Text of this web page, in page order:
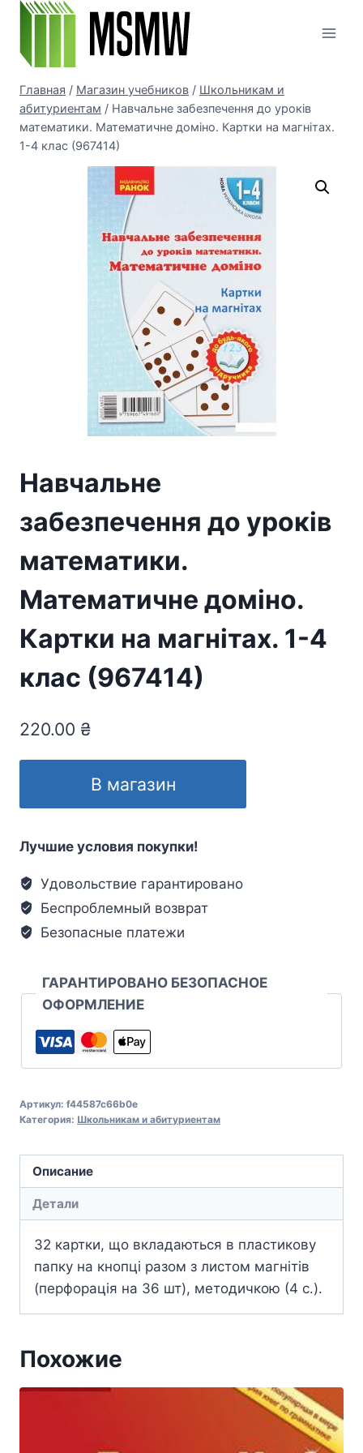
Перейти
содержимому
Главная / Магазин учебников / Школьникам и
абитуриентам / Навчальне забезпечення до уроків
математики. Математичне доміно. Картки на магнітах.
1-4 клас (967414)
Навчальне
забезпечення до уроків
математики.
Математичне доміно.
Картки на магнітах. 1-4
клас (967414)
220.00 ₴
В магазин
Лучшие условия покупки!
Удовольствие гарантировано
Беспроблемный возврат
Безопасные платежи
ГАРАНТИРОВАНО БЕЗОПАСНОЕ
ОФОРМЛЕНИЕ
Артикул: f44587c66b0e
Категория: Школьникам и абитуриентам
Описание
Детали
32 картки, що вкладаються в пластикову
папку на кнопці разом з листом магнітів
(перфорація на 36 шт), методичкою (4 с.).
Похожие